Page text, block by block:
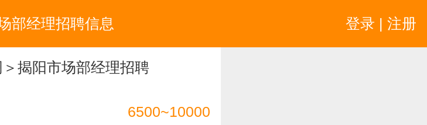
登录 | 注册
部经理招聘信息
＞揭阳市场部经理招聘
6500~10000